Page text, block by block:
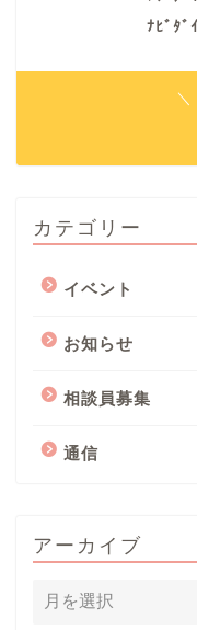
ﾅﾋﾞﾀﾞ
カテゴリー
イベント
お知らせ
相談員募集
通信
アーカイブ